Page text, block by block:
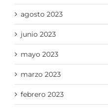
agosto 2023
junio 2023
mayo 2023
marzo 2023
febrero 2023